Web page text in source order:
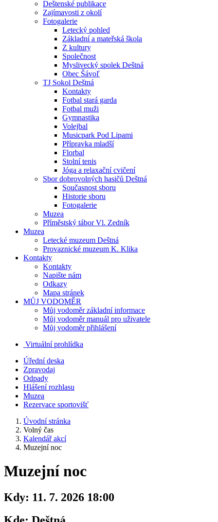
Deštenské publikace
Zajímavosti z okolí
Fotogalerie
Letecký pohled
Základní a mateřská škola
Z kultury
Společnost
Myslivecký spolek Deštná
Obec Šávoľ
TJ Sokol Deštná
Kontakty
Fotbal stará garda
Fotbal muži
Gymnastika
Volejbal
Musicpark Pod Lipami
Přípravka mladší
Florbal
Stolní tenis
Jóga a relaxační cvičení
Sbor dobrovolných hasičů Deštná
Současnost sboru
Historie sboru
Fotogalerie
Muzea
Příměstský tábor Vl. Zedník
Muzea
Letecké muzeum Deštná
Provaznické muzeum K. Klika
Kontakty
Kontakty
Napište nám
Odkazy
Mapa stránek
MŮJ VODOMĚR
Můj vodoměr základní informace
Můj vodoměr manuál pro uživatele
Můj vodoměr přihlášení
Virtuální prohlídka
Úřední deska
Zpravodaj
Odpady
Hlášení rozhlasu
Muzea
Rezervace sportovišť
Úvodní stránka
Volný čas
Kalendář akcí
Muzejní noc
Muzejní noc
Kdy: 11. 7. 2026 18:00